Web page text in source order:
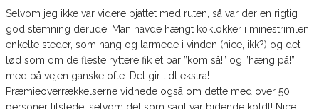
Selvom jeg ikke var videre pjattet med ruten, så var der en rigtig
god stemning derude. Man havde hængt koklokker i minestrimlen
enkelte steder, som hang og larmede i vinden (nice, ikk?) og det
lød som om de fleste ryttere fik et par ”kom så!” og ”hæng på!”
med på vejen ganske ofte. Det gir lidt ekstra!
Præmieoverrækkelserne vidnede også om dette med over 50